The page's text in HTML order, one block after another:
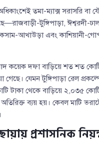
তমা-ম্যাক্স সরাসরি বা
টুঙ্গিপাড়া, ঈশ্বরদী-
আখাউড়া এবং কাশিয়ানী-
কয়েক দফা বাড়িয়ে শত শত
যেমন টুঙ্গিপাড়া রেল
টাকা থেকে বাড়িয়ে ২,০৩৫
ব্যয় হয়। কেবল মাটি
প্রশাসনিক